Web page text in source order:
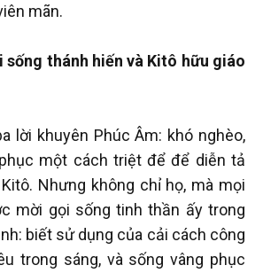
mãn.
sống thánh hiến và Kitô hữu giáo
lời khuyên Phúc Âm: khó nghèo,
một cách triệt để để diễn tả
Nhưng không chỉ họ, mà mọi
mời gọi sống tinh thần ấy trong
biết sử dụng của cải cách công
trong sáng, và sống vâng phục